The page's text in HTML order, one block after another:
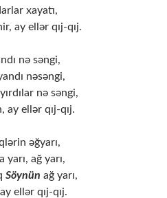
xayatı,
ay ellər qıj-qıj.
nə səngi,
nəsəngi,
nə səngi,
ay ellər qıj-qıj.
əğyarı,
yarı, ağ yarı,
Söynün ağ yarı,
ellər qıj-qıj.